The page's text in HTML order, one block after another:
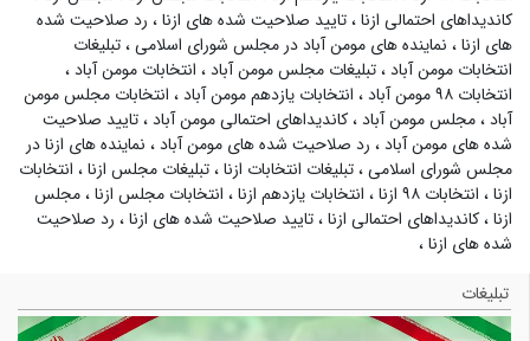
کاندیداهای احتمالی ازنا،تایید صلاحیت شده های ازنا، رد صلاحیت شده
های ازنا، نماینده های مومن آباد در مجلس شورای اسلامی،تبلیغات
انتخابات مومن آباد،تبلیغات مجلس مومن آباد، انتخابات مومن آباد،
انتخابات ۹۸ مومن آباد
، انتخابات یازدهم مومن آباد، انتخابات مجلس مومن
آباد،مجلس مومن آباد،کاندیداهای احتمالی مومن آباد،تایید صلاحیت
شده های مومن آباد، رد صلاحیت شده های مومن آباد، نماینده های ازنا در
مجلس شورای اسلامی،تبلیغات انتخابات ازنا،تبلیغات مجلس ازنا، انتخابات
ازنا، انتخابات ۹۸ ازنا ، انتخابات یازدهم ازنا، انتخابات مجلس ازنا،مجلس
ازنا،کاندیداهای احتمالی ازنا،تایید صلاحیت شده های ازنا، رد صلاحیت
شده های ازنا،
تبلیغات